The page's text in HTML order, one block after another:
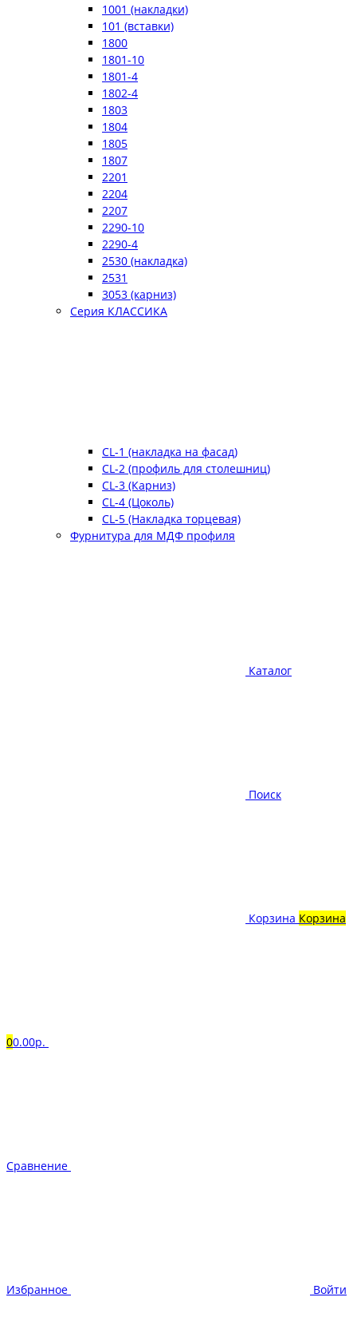
1001 (накладки)
101 (вставки)
1800
1801-10
1801-4
1802-4
1803
1804
1805
1807
2201
2204
2207
2290-10
2290-4
2530 (накладка)
2531
3053 (карниз)
Серия КЛАССИКА
CL-1 (накладка на фасад)
CL-2 (профиль для столешниц)
CL-3 (Карниз)
CL-4 (Цоколь)
CL-5 (Накладка торцевая)
Фурнитура для МДФ профиля
Каталог
Поиск
Корзина Корзина
00.00р.
Сравнение
Избранное Войти